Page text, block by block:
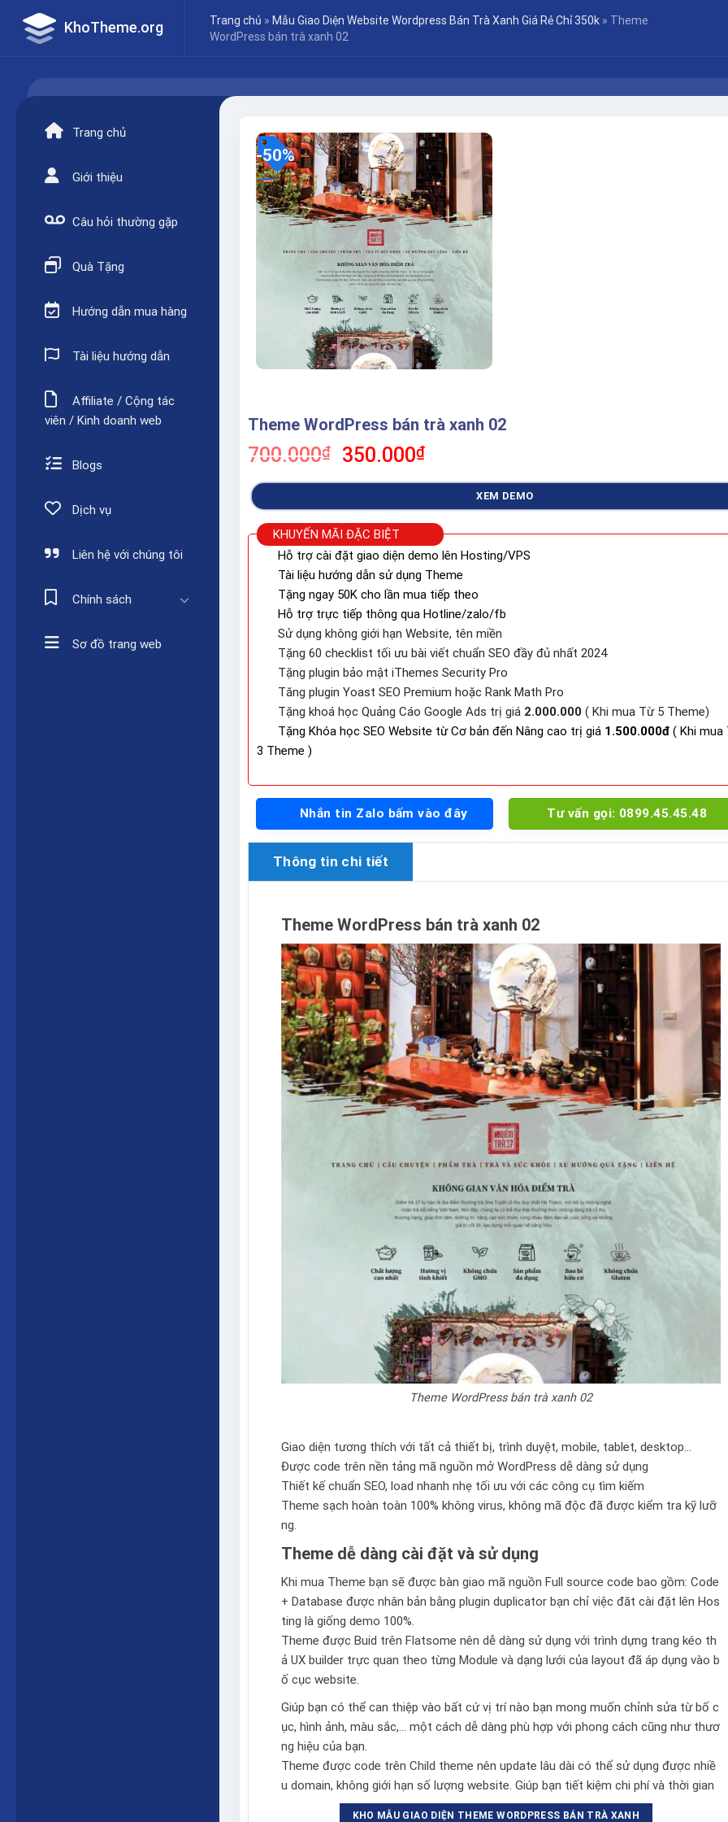
KhoTheme.org Trang chủ »Mẫu Giao Diện Website Wordpress Bán Trà Xanh Giá Rẻ Chỉ 350k » Theme
WordPress bán trà xanh 02
Trang chủ
Giới thiệu
Câu hỏi thường gặp
Quà Tặng
Hướng dẫn mua hàng
Tài liệu hướng dẫn
Affiliate / Cộng tác
viên / Kinh doanh web
Blogs
Dịch vụ
Liên hệ với chúng tôi
Chính sách
Sơ đồ trang web
-50%
Theme WordPress bán trà xanh 02
700.000₫
Giá
700.000₫.
350.000₫Giá
là:
350.000₫.
XEM DEMO
KHUYẾN MÃI ĐẶC BIỆT
Hỗ trợ cài đặt giao diện demo lên Hosting/VPS
Tài liệu hướng dẫn sử dụng Theme
Tặng ngay 50K cho lần mua tiếp theo
Hỗ trợ trực tiếp thông qua Hotline/zalo/fb
Sử dụng không giới hạn Website, tên miền
Tặng 60 checklist tối ưu bài viết chuẩn SEO đầy đủ nhất 2024
Tặng plugin bảo mật iThemes Security Pro
Tăng plugin Yoast SEO Premium hoặc Rank Math Pro
Tặng khoá học Quảng Cáo Google Ads trị giá 2.000.000 ( Khi mua Từ 5 Theme)
Tặng Khóa học SEO Website từ Cơ bản đến Nâng cao trị giá 1.500.000đ ( Khi mua
3 Theme )
Nhắn tin Zalo bấm vào đây Tư vấn gọi: 0899.45.45.48
Thông tin chi tiết
Theme WordPress bán trà xanh 02
Theme WordPress bán trà xanh 02
Giao diện tương thích với tất cả thiết bị, trình duyệt, mobile, tablet, desktop…
Được code trên nền tảng mã nguồn mở WordPress dễ dàng sử dụng
Thiết kế chuẩn SEO, load nhanh nhẹ tối ưu với các công cụ tìm kiếm
Theme sạch hoàn toàn 100% không virus, không mã độc đã được kiểm tra kỹ lưỡ
ng.
Theme dễ dàng cài đặt và sử dụng
Khi mua Theme bạn sẽ được bàn giao mã nguồn Full source code bao gồm: Code
+ Database được nhân bản bằng plugin duplicator bạn chỉ việc đăt cài đặt lên Hos
ting là giống demo 100%.
Theme được Buid trên Flatsome nên dễ dàng sử dụng với trình dựng trang kéo th
ả UX builder trực quan theo từng Module và dạng lưới của layout đã áp dụng vào b
ố cục website.
Giúp bạn có thể can thiệp vào bất cứ vị trí nào bạn mong muốn chỉnh sửa từ bố c
ục, hình ảnh, màu sắc,… một cách dễ dàng phù hợp với phong cách cũng như thươ
ng hiệu của bạn.
Theme được code trên Child theme nên update lâu dài có thể sử dụng được nhiề
u domain, không giới hạn số lượng website. Giúp bạn tiết kiệm chi phí và thời gian
KHO MẪU GIAO DIỆN THEME WORDPRESS BÁN TRÀ XANH